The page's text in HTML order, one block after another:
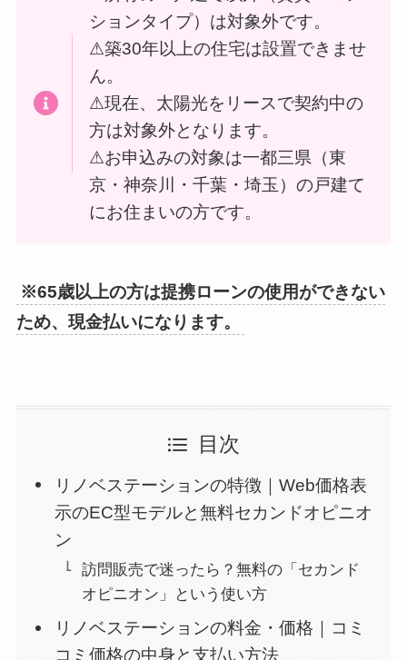
ションタイプ）は対象外です。
⚠築30年以上の住宅は設置できませ
ん。
⚠現在、太陽光をリースで契約中の
方は対象外となります。
⚠お申込みの対象は一都三県（東
京・神奈川・千葉・埼玉）の戸建て
にお住まいの方です。
※65歳以上の方は提携ローンの使用ができない
ため、現金払いになります。
目次
リノベステーションの特徴｜Web価格表
示のEC型モデルと無料セカンドオピニオ
ン
訪問販売で迷ったら？無料の「セカンド
オピニオン」という使い方
リノベステーションの料金・価格｜コミ
コミ価格の中身と支払い方法